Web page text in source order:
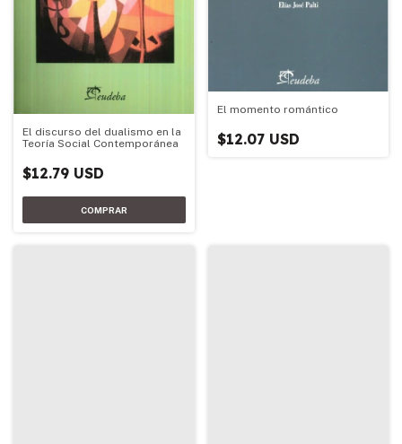
El discurso del dualismo en la
Teoría Social Contemporánea
$12.79 USD
El momento romántico
$12.07 USD